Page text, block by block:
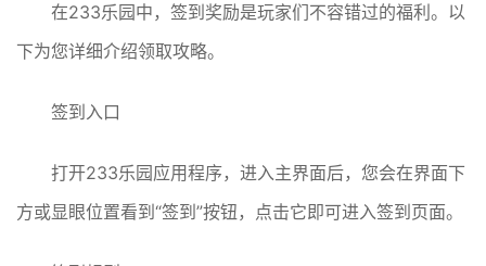
在233乐园中，签到奖励是玩家们不容错过的福利。以
下为您详细介绍领取攻略。
签到入口
打开233乐园应用程序，进入主界面后，您会在界面下
方或显眼位置看到“签到”按钮，点击它即可进入签到页面。